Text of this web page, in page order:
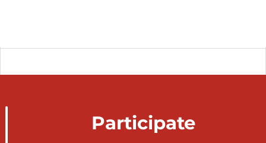
Participate